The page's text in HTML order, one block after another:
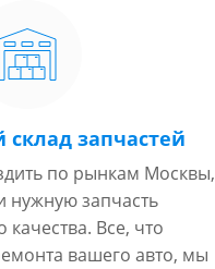
склад запчастей
по рынкам Москвы,
нужную запчасть
Все, что
вашего авто, мы